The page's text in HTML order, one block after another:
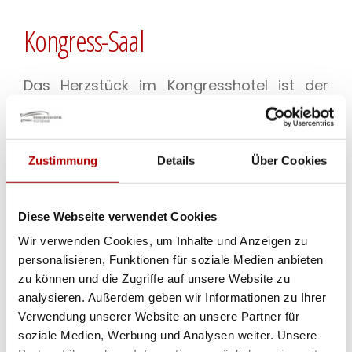
Zustimmung Details Über Cookies
Diese Webseite verwendet Cookies
Wir verwenden Cookies, um Inhalte und Anzeigen zu
personalisieren, Funktionen für soziale Medien anbieten
zu können und die Zugriffe auf unsere Website zu
analysieren. Außerdem geben wir Informationen zu Ihrer
Verwendung unserer Website an unsere Partner für
soziale Medien, Werbung und Analysen weiter. Unsere
Kongress-Saal
Das Herzstück im Kongresshotel ist der
Kongress-Saal mit integrierter Bühne und
direktem Zugang zum Foyer mit
Echtholzparkett. Das Besondere an dem
Veranstaltungssaal ist seine Lage am
angrenzenden Bambusgarten. Das
einfallende Tageslicht kann jederzeit
vollständig abgedunkelt werden. Der
Kongress-Saal bietet Raum für
Veranstaltungen bis zu 500 Personen.